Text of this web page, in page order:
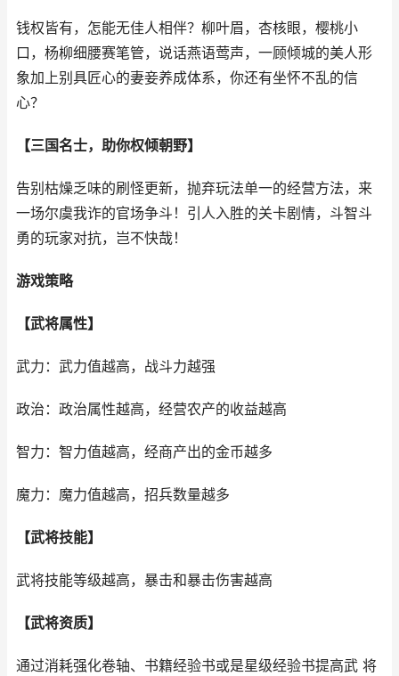
钱权皆有，怎能无佳人相伴？柳叶眉，杏核眼，樱桃小
口，杨柳细腰赛笔管，说话燕语莺声，一顾倾城的美人形
象加上别具匠心的妻妾养成体系，你还有坐怀不乱的信
心？
【三国名士，助你权倾朝野】
告别枯燥乏味的刷怪更新，抛弃玩法单一的经营方法，来
一场尔虞我诈的官场争斗！引人入胜的关卡剧情，斗智斗
勇的玩家对抗，岂不快哉！
游戏策略
【武将属性】
武力：武力值越高，战斗力越强
政治：政治属性越高，经营农产的收益越高
智力：智力值越高，经商产出的金币越多
魔力：魔力值越高，招兵数量越多
【武将技能】
武将技能等级越高，暴击和暴击伤害越高
【武将资质】
通过消耗强化卷轴、书籍经验书或是星级经验书提高武 将